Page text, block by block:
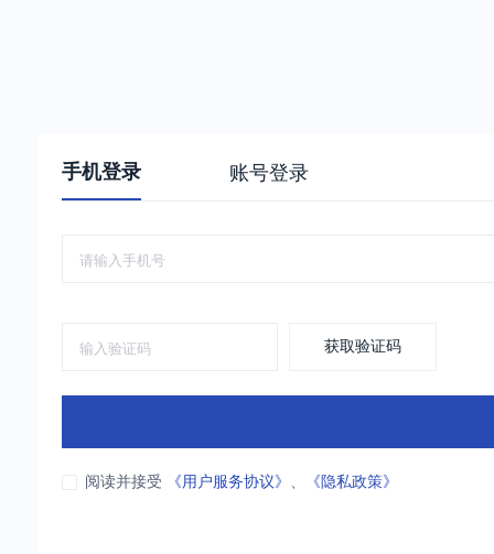
手机登录 账号登录
获取验证码
阅读并接受 《用户服务协议》 、 《隐私政策》